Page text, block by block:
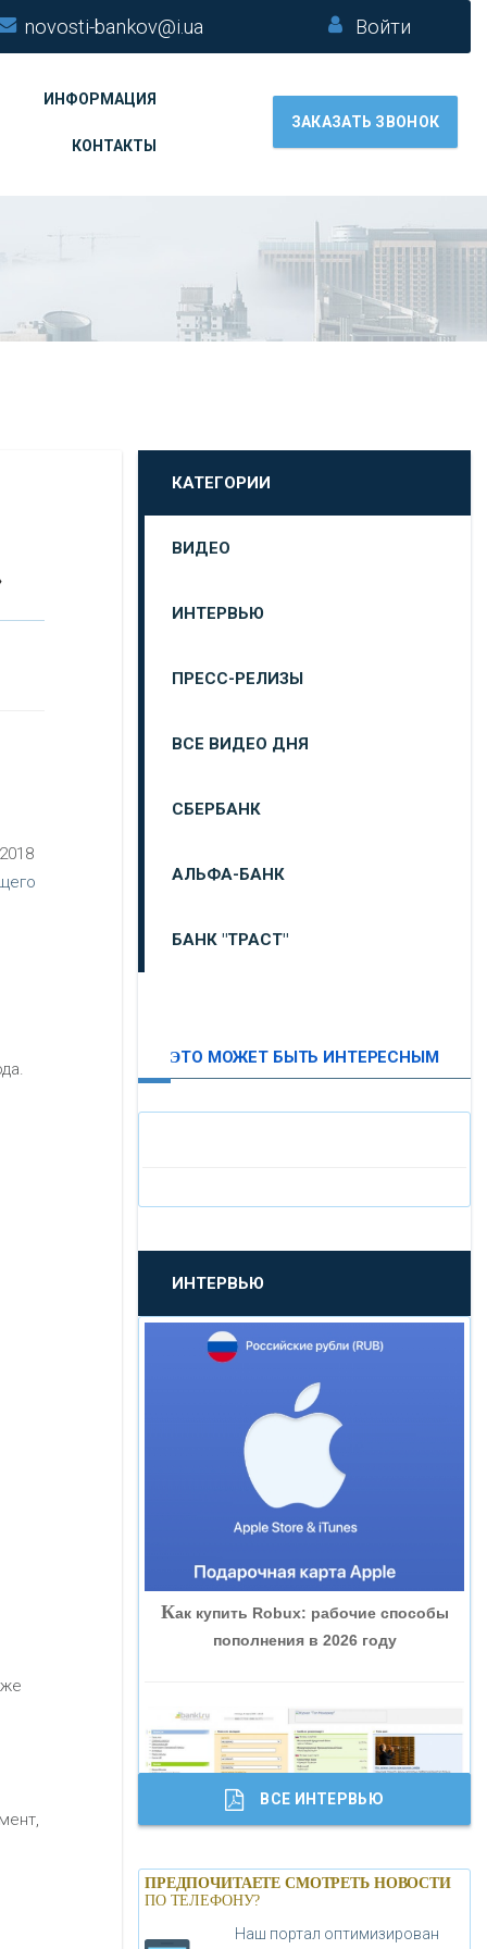
novosti-bankov@i.ua Войти
ИНФОРМАЦИЯ
КОНТАКТЫ
ЗАКАЗАТЬ ЗВОНОК
КАТЕГОРИИ
ВИДЕО
ИНТЕРВЬЮ
ПРЕСС-РЕЛИЗЫ
ВСЕ ВИДЕО ДНЯ
СБЕРБАНК
АЛЬФА-БАНК
БАНК "ТРАСТ"
«ПРОМСВЯЗЬБАНК»
«НОВИКОМБАНК»
«СМП БАНК»
«ВНЕШПРОМБАНК»
«БАНК ГЛОБЭКС»
«ТРАСТ»
«ГАЗПРОМБАНК»
«МОСКОВСКИЙ КРЕДИТНЫЙ
БАНК»
ЭТО МОЖЕТ БЫТЬ ИНТЕРЕСНЫМ
ИНТЕРВЬЮ
Как купить Robux: рабочие способы
пополнения в 2026 году
Банки.ру обновил логотип впервые за
19 лет - «Лента новостей»
ВСЕ ИНТЕРВЬЮ
ПРЕДПОЧИТАЕТЕ СМОТРЕТЬ НОВОСТИ
ПО ТЕЛЕФОНУ?
Наш портал оптимизирован